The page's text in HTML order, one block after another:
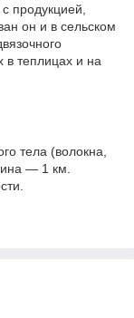
продукцией,
он и в сельском
в теплицах и на
тела (волокна,
— 1 км.